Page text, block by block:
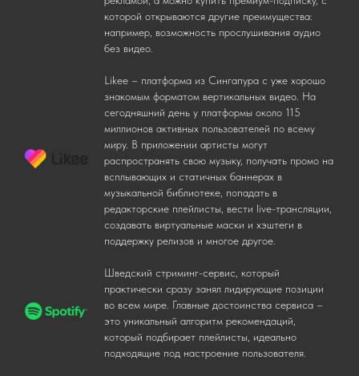
которой открываются другие преимущества:
например, возможность прослушивания аудио
без видео.
Likee – платформа из Сингапура с уже хорошо
знакомым форматом вертикальных видео. На
сегодняшний день у платформы около 115
миллионов активных пользователей по всему
миру. В приложении артисты могут
распространять свою музыку, получать промо на
всплывающих и статичных баннерах в
музыкальной библиотеке, попадать в
редакторские плейлисты, вести live-трансляции,
создавать виртуальные маски и хэштеги в
поддержку релизов и многое другое.
Шведский стриминг-сервис, который
практически сразу занял лидирующие позиции
во всем мире. Главные достоинства сервиса –
это уникальный алгоритм рекомендаций,
который подбирает плейлисты, идеально
подходящие под настроение пользователя.